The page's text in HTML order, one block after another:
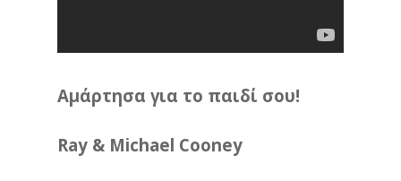
Αμάρτησα για το παιδί σου!
Ray & Michael Cooney